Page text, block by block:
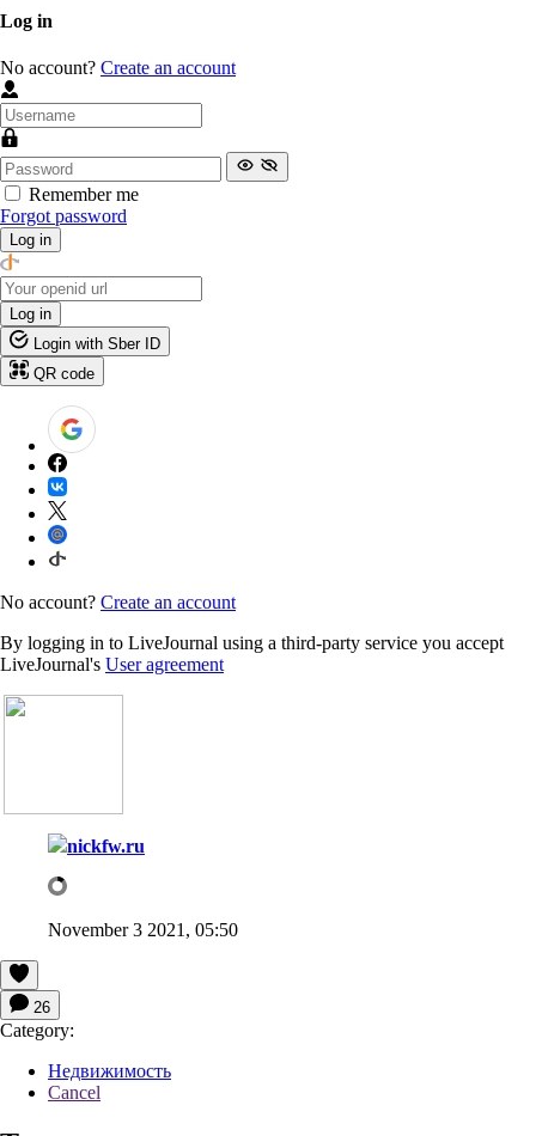
Log in
No account? Create an account
Remember me
Forgot password
Log in
Log in
Login with Sber ID
QR code
No account? Create an account
By logging in to LiveJournal using a third-party service you accept
LiveJournal's User agreement
nickfw.ru
November 3 2021, 05:50
26
Category:
Недвижимость
Cancel